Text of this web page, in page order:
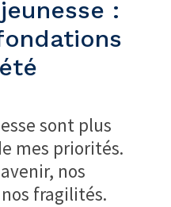
:
sont plus
mes priorités.
nos
fragilités.